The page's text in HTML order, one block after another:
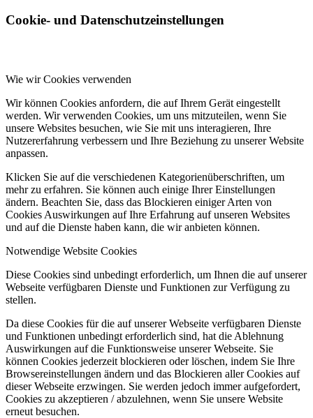
Cookie- und Datenschutzeinstellungen
Wie wir Cookies verwenden
Wir können Cookies anfordern, die auf Ihrem Gerät eingestellt
werden. Wir verwenden Cookies, um uns mitzuteilen, wenn Sie
unsere Websites besuchen, wie Sie mit uns interagieren, Ihre
Nutzererfahrung verbessern und Ihre Beziehung zu unserer Website
anpassen.
Klicken Sie auf die verschiedenen Kategorienüberschriften, um
mehr zu erfahren. Sie können auch einige Ihrer Einstellungen
ändern. Beachten Sie, dass das Blockieren einiger Arten von
Cookies Auswirkungen auf Ihre Erfahrung auf unseren Websites
und auf die Dienste haben kann, die wir anbieten können.
Notwendige Website Cookies
Diese Cookies sind unbedingt erforderlich, um Ihnen die auf unserer
Webseite verfügbaren Dienste und Funktionen zur Verfügung zu
stellen.
Da diese Cookies für die auf unserer Webseite verfügbaren Dienste
und Funktionen unbedingt erforderlich sind, hat die Ablehnung
Auswirkungen auf die Funktionsweise unserer Webseite. Sie
können Cookies jederzeit blockieren oder löschen, indem Sie Ihre
Browsereinstellungen ändern und das Blockieren aller Cookies auf
dieser Webseite erzwingen. Sie werden jedoch immer aufgefordert,
Cookies zu akzeptieren / abzulehnen, wenn Sie unsere Website
erneut besuchen.